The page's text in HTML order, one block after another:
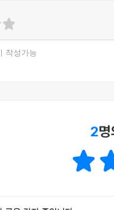
삶에서조차 예배가 중심
예리한 통찰을 바탕으로
심을 기울이고 있다.
일차적으로 우리의 두
는지에 관해 이보다 더
작성가능
2